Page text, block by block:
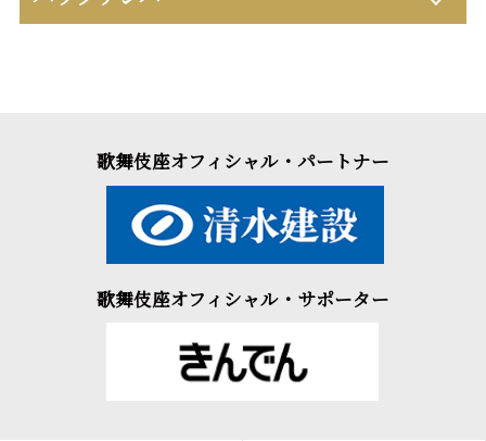
歌舞伎座オフィシャル・パートナー
歌舞伎座オフィシャル・サポーター